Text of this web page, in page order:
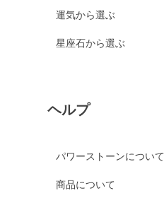
運気から選ぶ
星座石から選ぶ
ヘルプ
パワーストーンについて
商品について